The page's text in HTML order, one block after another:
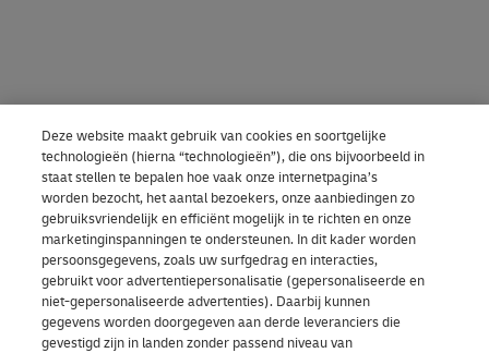
Deze website maakt gebruik van cookies en soortgelijke
technologieën (hierna “technologieën”), die ons bijvoorbeeld in
staat stellen te bepalen hoe vaak onze internetpagina’s
worden bezocht, het aantal bezoekers, onze aanbiedingen zo
gebruiksvriendelijk en efficiënt mogelijk in te richten en onze
marketinginspanningen te ondersteunen. In dit kader worden
persoonsgegevens, zoals uw surfgedrag en interacties,
gebruikt voor advertentiepersonalisatie (gepersonaliseerde en
niet-gepersonaliseerde advertenties). Daarbij kunnen
gegevens worden doorgegeven aan derde leveranciers die
gevestigd zijn in landen zonder passend niveau van